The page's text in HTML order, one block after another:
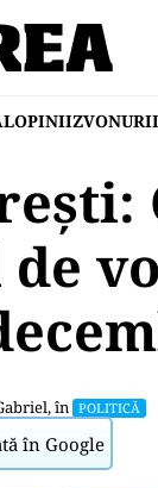
OPINIIZVONURI
, în POLITICĂ
în Google